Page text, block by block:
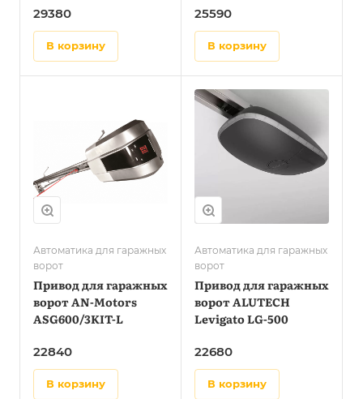
29380
в корзину
25590
в корзину
Автоматика для гаражных
ворот
Привод для гаражных
ворот AN-Motors
ASG600/3KIT-L
22840
в корзину
Автоматика для гаражных
ворот
Привод для гаражных
ворот ALUTECH
Levigato LG-500
22680
в корзину